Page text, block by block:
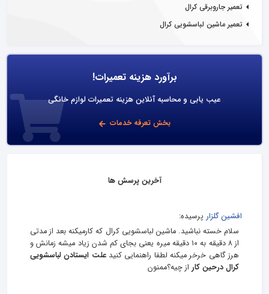
تعمیر جاروبرقی کرال
تعمیر ماشین لباسشویی کرال
برآورد هزینه تعمیرات!
عیب یابی و محاسبه آنلاین هزینه تعمیرات لوازم خانگی
بخش تعرفه خدمات
آخرین پرسش ها
افشین گلزار پرسیده:
سلام خسته نباشید. ماشین لباسشویی کرال که کارمیکنه بعد از مدتی
از ۸ دقیقه به ۱۰ دقیقه میره یعنی بجای کم شدن زیاد میشه زمانش و
هرز گاهی خرخر میکنه لطفا راهنمایی کنیدعلت ایستادن لباسشویی
کرال درحین کار از چیه؟ممنون